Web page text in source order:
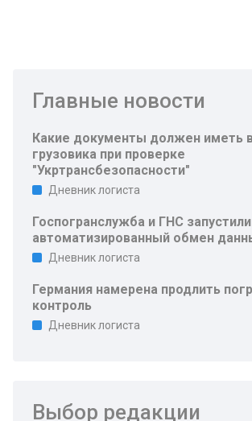
Главные новости
Какие документы должен иметь
грузовика при проверке
"Укртрансбезопасности"
Дневник логиста
Госпогранслужба и ГНС запустили
автоматизированный обмен
Дневник логиста
Германия намерена продлить
контроль
Дневник логиста
Выбор редакции